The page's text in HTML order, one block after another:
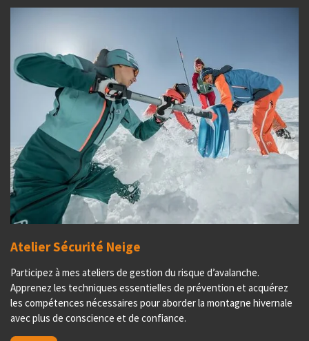
Atelier Sécurité Neige
Participez à mes ateliers de gestion du risque d’avalanche.
Apprenez les techniques essentielles de prévention et acquérez
les compétences nécessaires pour aborder la montagne hivernale
avec plus de conscience et de confiance.